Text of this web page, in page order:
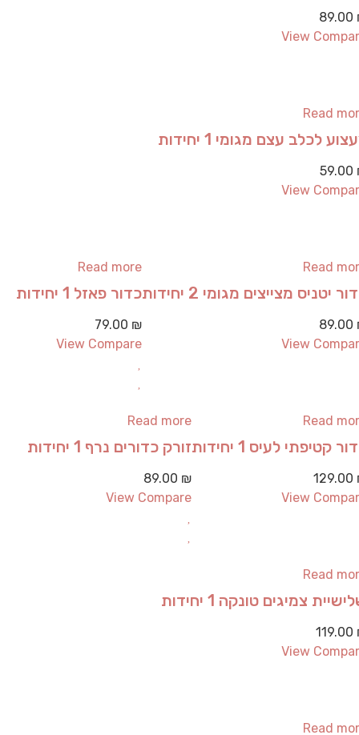
89.00
View
Read
לכלב עצם מגומי 1 יחידות
59.00
View
Read
יטניס מצייצים מגומי 2 יחידות
89.00
View
Read more
כדור פאזל 1 יחידות
79.00 ₪
View Compare
Read
קטיפתי לעיס 1 יחידות
129.00
View
Read more
זורק כדורים נרף 1 יחידות
89.00 ₪
View Compare
Read
צמיגים טונקה 1 יחידות
119.00
View
Read